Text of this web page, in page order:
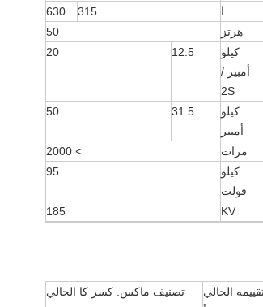
ا 315
630
هرتز
50
كيلو
أمبير /
2S
12.5
20
كيلو
أمبير
31.5
50
مرات
> 2000
كيلو
فولت
95
KV
185
الحالي
تصنيف ماكس. كسر كا الحالي